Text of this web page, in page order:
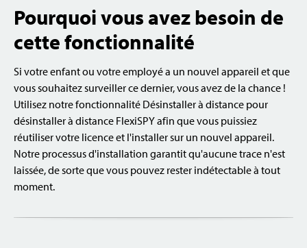
Pourquoi vous avez besoin de
cette fonctionnalité
Si votre enfant ou votre employé a un nouvel appareil et que
vous souhaitez surveiller ce dernier, vous avez de la chance !
Utilisez notre fonctionnalité Désinstaller à distance pour
désinstaller à distance FlexiSPY afin que vous puissiez
réutiliser votre licence et l'installer sur un nouvel appareil.
Notre processus d'installation garantit qu'aucune trace n'est
laissée, de sorte que vous pouvez rester indétectable à tout
moment.